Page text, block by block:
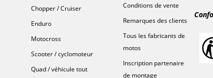
Chopper / Cruiser
Enduro
Motocross
Scooter / cyclomoteur
Quad / véhicule tout
Conditions de vente
Remarques des clients
Tous les fabricants de
motos
Inscription partenaire
de montage